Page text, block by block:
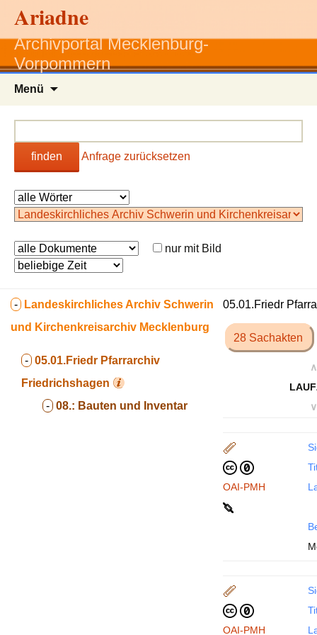
Ariadne
Archivportal Mecklenburg-
Vorpommern
Menü
finden Anfrage zurücksetzen
nur mit Bild
- Landeskirchliches Archiv Schwerin
und Kirchenkreisarchiv Mecklenburg
- 05.01.Friedr Pfarrarchiv
Friedrichshagen
- 08.: Bauten und Inventar
05.01.Friedr
28 Sachakten
∧
∨
OAI-PMH
OAI-PMH